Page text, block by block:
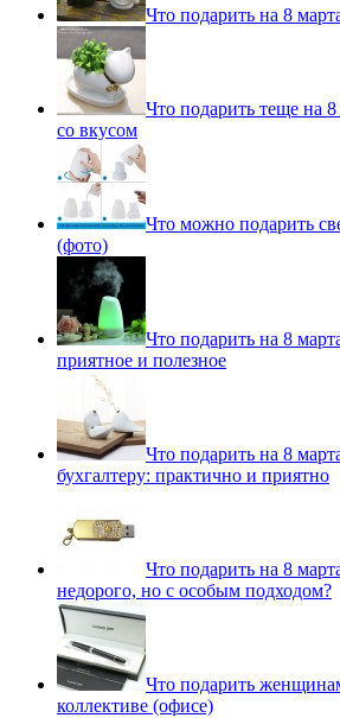
Что подарить на 8
Что подарить теще на
со вкусом
Что можно подарить
(фото)
Что подарить на 8
приятное и полезное
Что подарить на 8
бухгалтеру: практично и приятно
Что подарить на 8
недорого, но с особым подходом?
Что подарить
коллективе (офисе)